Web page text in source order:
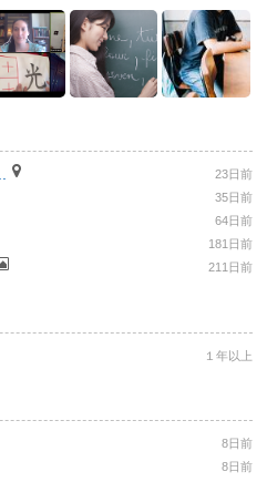
23日前
35日前
64日前
181日前
211日前
１年以上
8日前
8日前